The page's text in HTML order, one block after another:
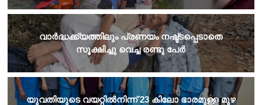
വാർദ്ധക്ക്യത്തിലും പ്രണയം നഷ്ട്ടപ്പെടാതെ
സൂക്ഷിച്ചു വെച്ച രണ്ടു പേർ
യുവതിയുടെ വയറ്റില്‍നിന്ന് 23 കിലോ ഭാരമുള്ള മുഴ